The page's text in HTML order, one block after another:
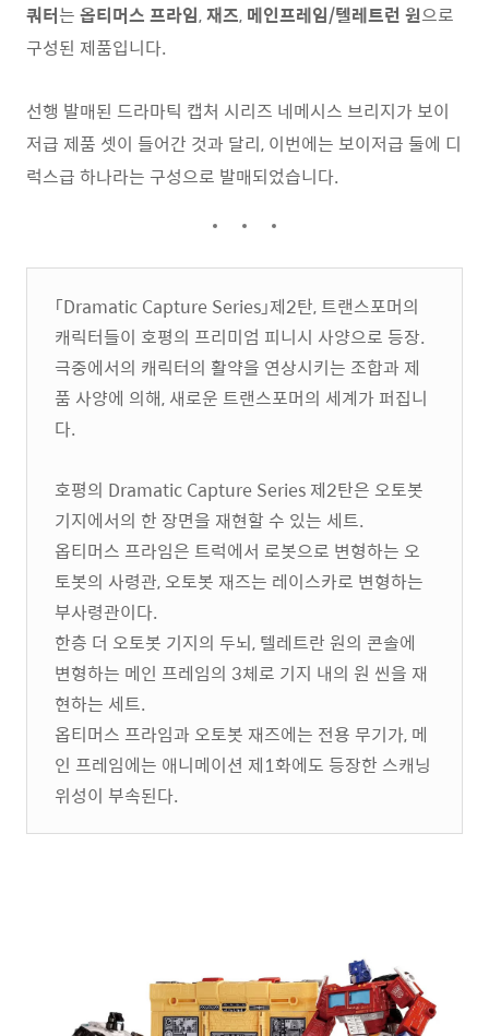
쿼터는 옵티머스 프라임,재즈, 메인프레임/텔레트런 원으로
구성된 제품입니다.
선행 발매된 드라마틱 캡처 시리즈 네메시스 브리지가 보이
저급 제품 셋이 들어간 것과 달리, 이번에는 보이저급 둘에 디
럭스급 하나라는 구성으로 발매되었습니다.
「Dramatic Capture Series」제2탄, 트랜스포머의
캐릭터들이 호평의 프리미엄 피니시 사양으로 등장.
극중에서의 캐릭터의 활약을 연상시키는 조합과 제
품 사양에 의해, 새로운 트랜스포머의 세계가 퍼집니
다.
호평의 Dramatic Capture Series 제2탄은 오토봇
기지에서의 한 장면을 재현할 수 있는 세트.
옵티머스 프라임은 트럭에서 로봇으로 변형하는 오
토봇의 사령관, 오토봇 재즈는 레이스카로 변형하는
부사령관이다.
한층 더 오토봇 기지의 두뇌, 텔레트란 원의 콘솔에
변형하는 메인 프레임의 3체로 기지 내의 원 씬을 재
현하는 세트.
옵티머스 프라임과 오토봇 재즈에는 전용 무기가, 메
인 프레임에는 애니메이션 제1화에도 등장한 스캐닝
위성이 부속된다.